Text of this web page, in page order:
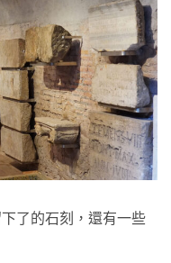
了的石刻，還有一些